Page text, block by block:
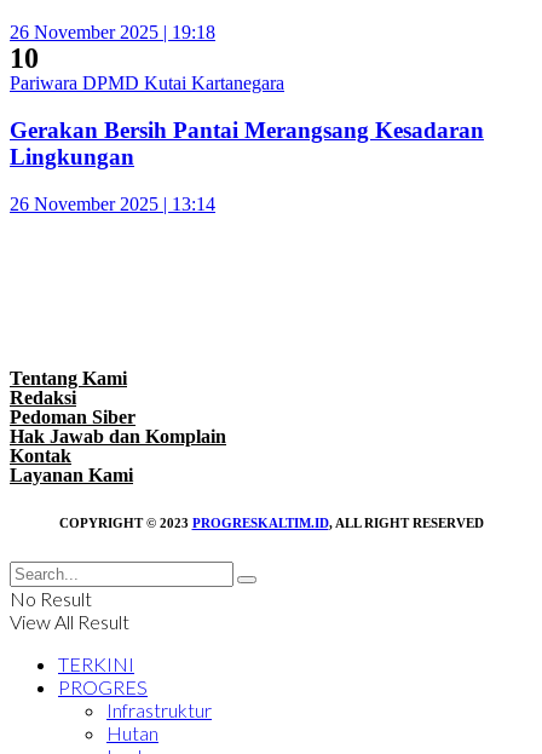
26 November 2025 | 19:18
10
Pariwara DPMD Kutai Kartanegara
Gerakan Bersih Pantai Merangsang Kesadaran
Lingkungan
26 November 2025 | 13:14
Tentang Kami
Redaksi
Pedoman Siber
Hak Jawab dan Komplain
Kontak
Layanan Kami
COPYRIGHT © 2023 PROGRESKALTIM.ID, ALL RIGHT RESERVED
No Result
View All Result
TERKINI
PROGRES
Infrastruktur
Hutan